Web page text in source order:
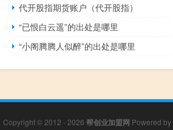
代开股指期货账户（代开股指）
“已恨白云遥”的出处是哪里
“小阁腾腾人似醉”的出处是哪里
Copyright © 2012 - 2026 帮创业加盟网 Powered by